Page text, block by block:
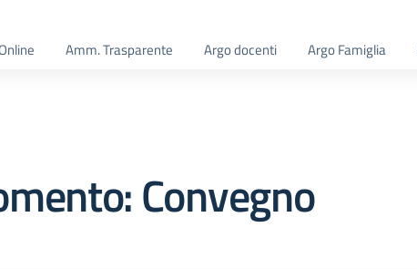
Amm. Trasparente Argo docenti Argo Famiglia
Convegno